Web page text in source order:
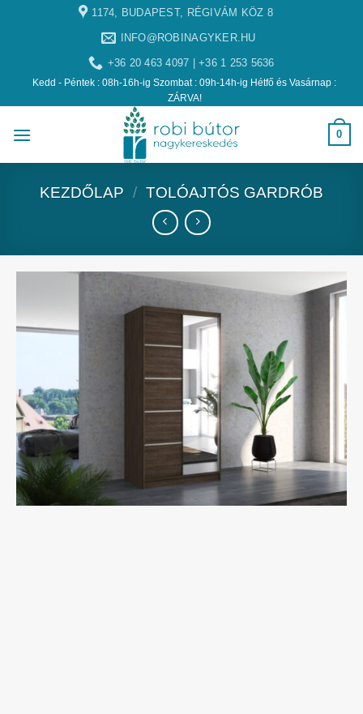
1174, BUDAPEST, RÉGIVÁM KÖZ 8
INFO@ROBINAGYKER.HU
+36 20 463 4097 | +36 1 253 5636
Kedd - Péntek : 08h-16h-ig Szombat : 09h-14h-ig Hétfő és Vasárnap :
ZÁRVA!
0
KEZDŐLAP / TOLÓAJTÓS GARDRÓB